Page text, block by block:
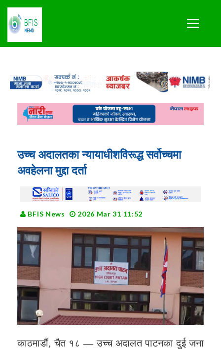
उच्च अदालतका न्यायाधीशविरूद्ध सर्वोच्चमा
अवहेलना मुद्दा दर्ता
BFIS News 2026 Mar 31 11:52
काठमाडौं, चैत १८ — उच्च अदालत पाटनका दुई जना